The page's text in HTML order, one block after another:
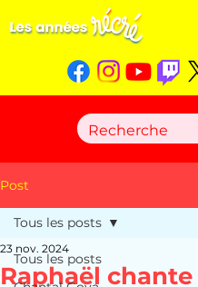
Post
Tous les posts
Tous les posts
Raphaël chante
23 nov. 2024